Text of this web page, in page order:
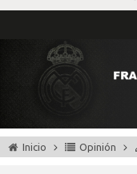
Inicio Opinión